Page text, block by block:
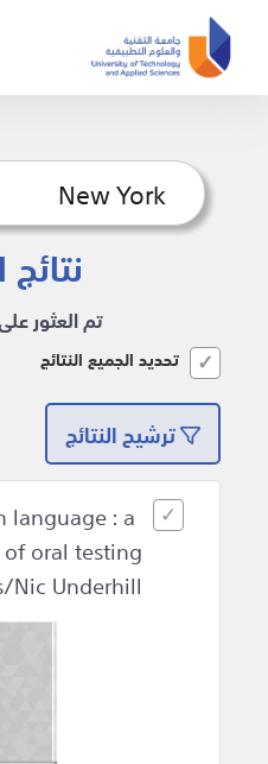
تم العثور على 7938
تحديد الجميع النتائج
ترشيح النتائج
language : a
oral testing
Underhill.